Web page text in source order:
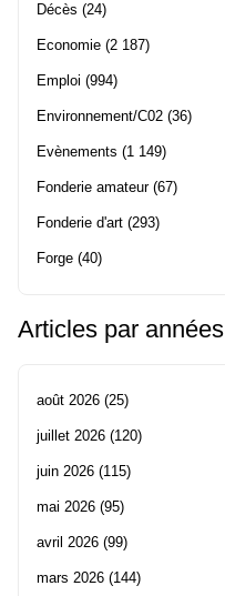
Décès (24)
Economie (2 187)
Emploi (994)
Environnement/C02 (36)
Evènements (1 149)
Fonderie amateur(67)
Fonderie d'art (293)
Forge (40)
Articles par années
août 2026 (25)
juillet 2026 (120)
juin 2026 (115)
mai 2026 (95)
avril 2026 (99)
mars 2026 (144)